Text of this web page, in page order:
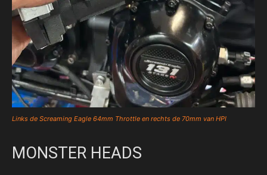
Links de Screaming Eagle 64mm Throttle en rechts de 70mm van HPI
MONSTER HEADS